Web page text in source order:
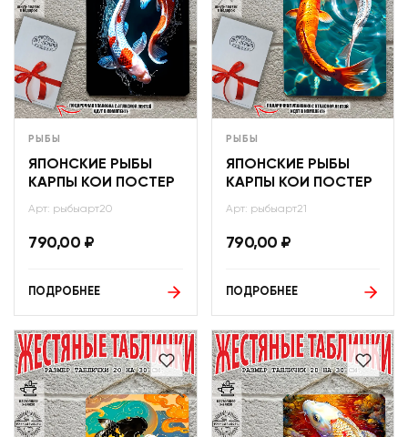
РЫБЫ
ЯПОНСКИЕ РЫБЫ
КАРПЫ КОИ ПОСТЕР
Арт: рыбыарт20
790,00 ₽
ПОДРОБНЕЕ
РЫБЫ
ЯПОНСКИЕ РЫБЫ
КАРПЫ КОИ ПОСТЕР
Арт: рыбыарт21
790,00 ₽
ПОДРОБНЕЕ